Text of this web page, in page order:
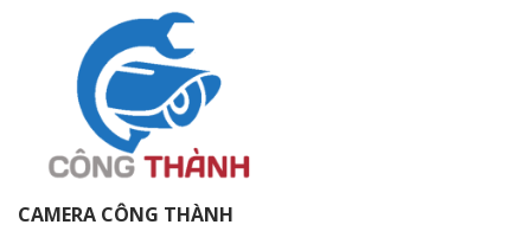
CAMERA CÔNG THÀNH